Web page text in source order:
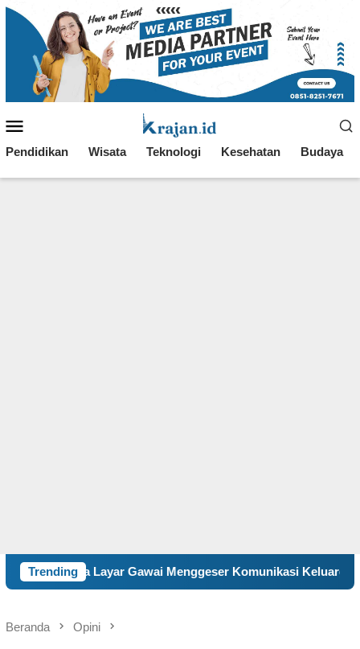
Loncat
Mobile
Pendidikan Wisata Teknologi Kesehatan Budaya
Trending
Gawai Menggeser Komunikasi Keluarga, ILM “Sebelum
Beranda Opini